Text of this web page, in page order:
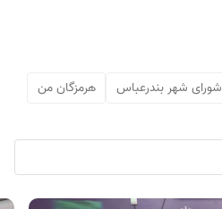
شورای شهر بندرعباس هرمزگان من